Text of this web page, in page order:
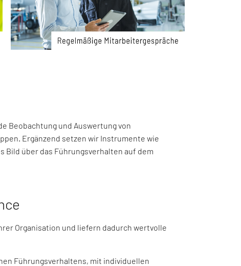
Beobachtung und Auswertung von
Ergänzend setzen wir Instrumente wie
Bild über das Führungsverhalten auf dem
Organisation und liefern dadurch wertvolle
Führungsverhaltens, mit individuellen